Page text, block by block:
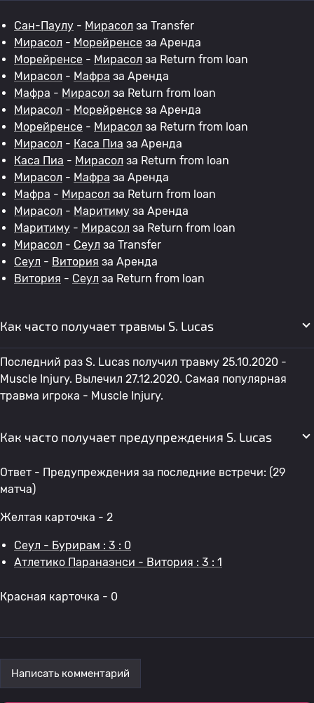
Сан-Паулу - Мирасол за Transfer
Мирасол - Морейренсе за Аренда
Морейренсе - Мирасол за Return from loan
Мирасол - Мафра за Аренда
Мафра - Мирасол за Return from loan
Мирасол - Морейренсе за Аренда
Морейренсе - Мирасол за Return from loan
Мирасол - Каса Пиа за Аренда
Каса Пиа - Мирасол за Return from loan
Мирасол - Мафра за Аренда
Мафра - Мирасол за Return from loan
Мирасол - Маритиму за Аренда
Маритиму - Мирасол за Return from loan
Мирасол - Сеул за Transfer
Сеул - Витория за Аренда
Витория - Сеул за Return from loan
Как часто получает травмы S. Lucas
Последний раз S. Lucas получил травму 25.10.2020 -
Muscle Injury. Вылечил 27.12.2020. Самая популярная
травма игрока - Muscle Injury.
Как часто получает предупреждения S. Lucas
Ответ - Предупреждения за последние встречи: (29
матча)
Желтая карточка - 2
Сеул - Бурирам : 3 : 0
Атлетико Паранаэнси - Витория : 3 : 1
Красная карточка - 0
Написать комментарий